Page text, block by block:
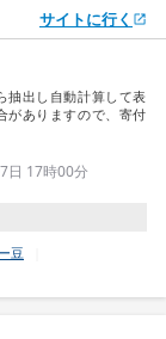
サイトに行く
抽出し自動計算して表
がありますので、寄付
日 17時00分
豆